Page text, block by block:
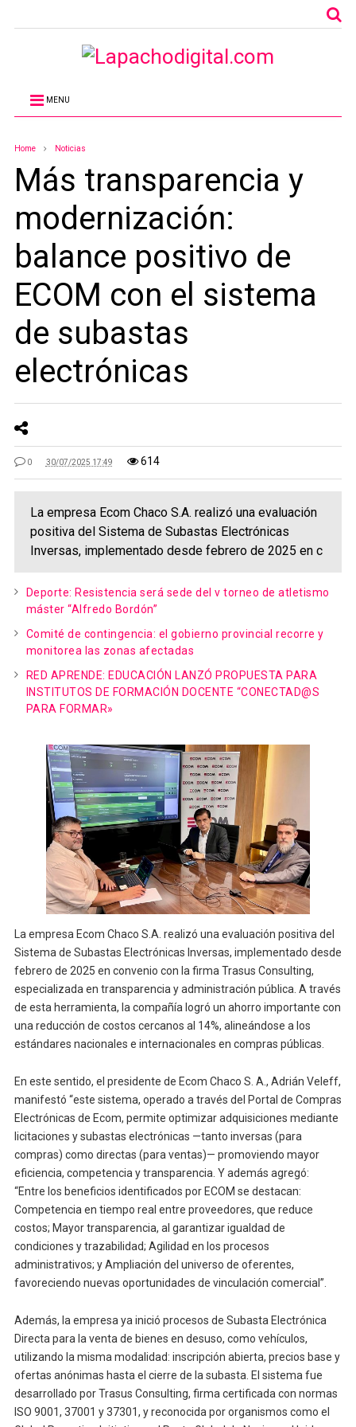
MENU
Home Noticias
Más transparencia y
modernización:
balance positivo de
ECOM con el sistema
de subastas
electrónicas
0 30/07/2025 17:49 614
La empresa Ecom Chaco S.A. realizó una evaluación
positiva del Sistema de Subastas Electrónicas
Inversas, implementado desde febrero de 2025 en c
Deporte: Resistencia será sede del v torneo de atletismo
máster “Alfredo Bordón”
Comité de contingencia: el gobierno provincial recorre y
monitorea las zonas afectadas
RED APRENDE: EDUCACIÓN LANZÓ PROPUESTA PARA
INSTITUTOS DE FORMACIÓN DOCENTE “CONECTAD@S
PARA FORMAR»
La empresa Ecom Chaco S.A. realizó una evaluación positiva del
Sistema de Subastas Electrónicas Inversas, implementado desde
febrero de 2025 en convenio con la firma Trasus Consulting,
especializada en transparencia y administración pública. A través
de esta herramienta, la compañía logró un ahorro importante con
una reducción de costos cercanos al 14%, alineándose a los
estándares nacionales e internacionales en compras públicas.
En este sentido, el presidente de Ecom Chaco S. A., Adrián Veleff,
manifestó “este sistema, operado a través del Portal de Compras
Electrónicas de Ecom, permite optimizar adquisiciones mediante
licitaciones y subastas electrónicas —tanto inversas (para
compras) como directas (para ventas)— promoviendo mayor
eficiencia, competencia y transparencia. Y además agregó:
“Entre los beneficios identificados por ECOM se destacan:
Competencia en tiempo real entre proveedores, que reduce
costos; Mayor transparencia, al garantizar igualdad de
condiciones y trazabilidad; Agilidad en los procesos
administrativos; y Ampliación del universo de oferentes,
favoreciendo nuevas oportunidades de vinculación comercial”.
Además, la empresa ya inició procesos de Subasta Electrónica
Directa para la venta de bienes en desuso, como vehículos,
utilizando la misma modalidad: inscripción abierta, precios base y
ofertas anónimas hasta el cierre de la subasta. El sistema fue
desarrollado por Trasus Consulting, firma certificada con normas
ISO 9001, 37001 y 37301, y reconocida por organismos como el